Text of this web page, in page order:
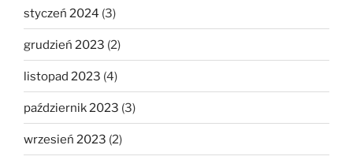
styczeń 2024 (3)
grudzień 2023 (2)
listopad 2023 (4)
październik 2023 (3)
wrzesień 2023 (2)